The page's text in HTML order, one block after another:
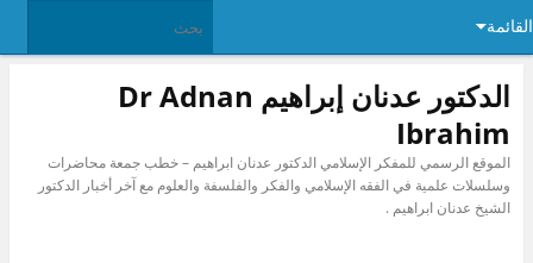
الدكتور عدنان إبراهيم Dr Adnan
Ibrahim
الموقع الرسمي للمفكر الإسلامي الدكتور عدنان ابراهيم – خطب جمعة محاضرات
وسلسلات علمية في الفقه الإسلامي والفكر والفلسفة والعلوم مع آخر أخبار الدكتور
الشيخ عدنان ابراهيم .